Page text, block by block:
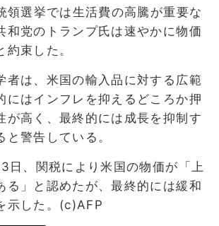
領選挙では生活費の高騰が重要な
和党のトランプ氏は速やかに物価
約束した。
者は、米国の輸入品に対する広範
にはインフレを抑えるどころか押
が高く、最終的には成長を抑制す
と警告している。
日、関税により米国の物価が「上
る」と認めたが、最終的には緩和
示した。(c)AFP